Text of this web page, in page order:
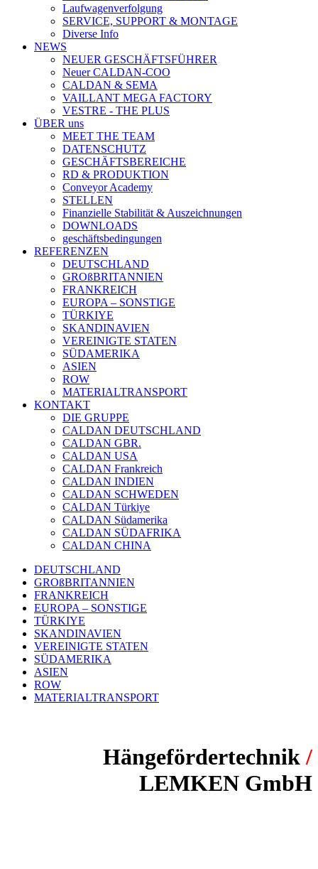
Laufwagenverfolgung
SERVICE, SUPPORT & MONTAGE
Diverse Info
NEWS
NEUER GESCHÄFTSFÜHRER
Neuer CALDAN-COO
CALDAN & SEMA
VAILLANT MEGA FACTORY
VESTRE - THE PLUS
ÜBER uns
MEET THE TEAM
DATENSCHUTZ
GESCHÄFTSBEREICHE
RD & PRODUKTION
Conveyor Academy
STELLEN
Finanzielle Stabilität & Auszeichnungen
DOWNLOADS
geschäftsbedingungen
REFERENZEN
DEUTSCHLAND
GROßBRITANNIEN
FRANKREICH
EUROPA – SONSTIGE
TÜRKIYE
SKANDINAVIEN
VEREINIGTE STATEN
SÜDAMERIKA
ASIEN
ROW
MATERIALTRANSPORT
KONTAKT
DIE GRUPPE
CALDAN DEUTSCHLAND
CALDAN GBR.
CALDAN USA
CALDAN Frankreich
CALDAN INDIEN
CALDAN SCHWEDEN
CALDAN Türkiye
CALDAN Südamerika
CALDAN SÜDAFRIKA
CALDAN CHINA
DEUTSCHLAND
GROßBRITANNIEN
FRANKREICH
EUROPA – SONSTIGE
TÜRKIYE
SKANDINAVIEN
VEREINIGTE STATEN
SÜDAMERIKA
ASIEN
ROW
MATERIALTRANSPORT
Hängefördertechnik /
LEMKEN GmbH